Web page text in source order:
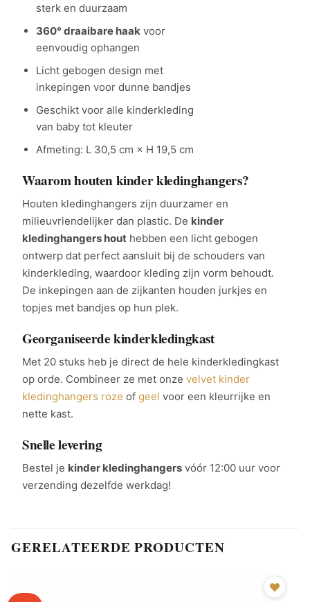
sterk en duurzaam
360° draaibare haakvoor
eenvoudig ophangen
Licht gebogen design met
inkepingen voor dunne bandjes
Geschikt voor alle kinderkleding
van baby tot kleuter
Afmeting: L 30,5 cm × H 19,5 cm
Waarom houten kinder kledinghangers?
Houten kledinghangers zijn duurzamer en
milieuvriendelijker dan plastic. De kinder
kledinghangers hout hebben een licht gebogen
ontwerp dat perfect aansluit bij de schouders van
kinderkleding, waardoor kleding zijn vorm behoudt.
De inkepingen aan de zijkanten houden jurkjes en
topjes met bandjes op hun plek.
Georganiseerde kinderkledingkast
Met 20 stuks heb je direct de hele kinderkledingkast
op orde. Combineer ze met onze velvet kinder
kledinghangers roze of geel voor een kleurrijke en
nette kast.
Snelle levering
Bestel je kinder kledinghangers vóór 12:00 uur voor
verzending dezelfde werkdag!
GERELATEERDE PRODUCTEN